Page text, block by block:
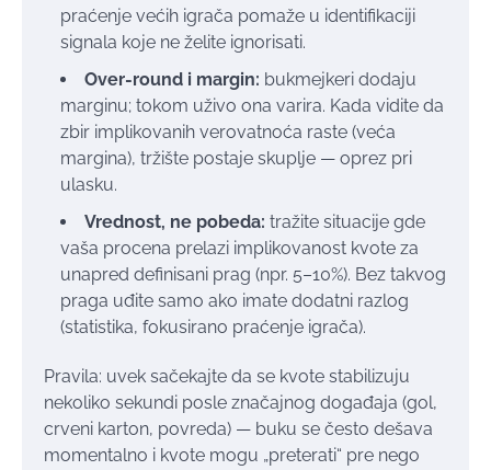
praćenje većih igrača pomaže u identifikaciji
signala koje ne želite ignorisati.
Over-round i margin: bukmejkeri dodaju
marginu; tokom uživo ona varira. Kada vidite da
zbir implikovanih verovatnoća raste (veća
marginа), tržište postaje skuplje — oprez pri
ulasku.
Vrednost, ne pobeda: tražite situacije gde
vaša procena prelazi implikovanost kvote za
unapred definisani prag (npr. 5–10%). Bez takvog
praga uđite samo ako imate dodatni razlog
(statistika, fokusirano praćenje igrača).
Pravila: uvek sačekajte da se kvote stabilizuju
nekoliko sekundi posle značajnog događaja (gol,
crveni karton, povreda) — buku se često dešava
momentalno i kvote mogu „preterati“ pre nego